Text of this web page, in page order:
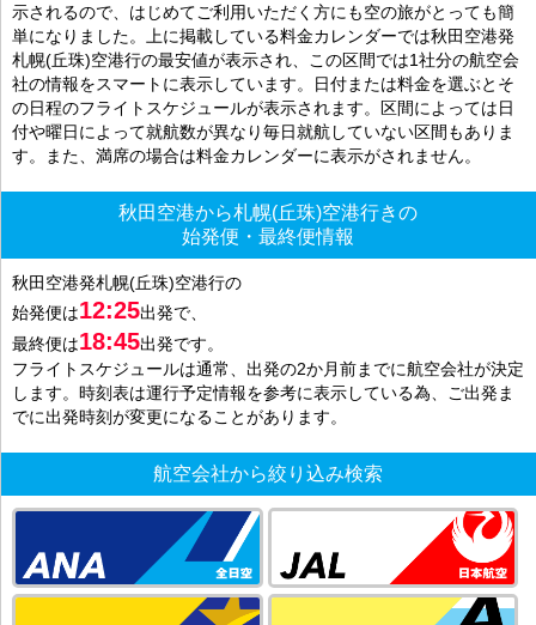
示されるので、はじめてご利用いただく方にも空の旅がとっても簡
単になりました。上に掲載している料金カレンダーでは秋田空港発
札幌(丘珠)空港行の最安値が表示され、この区間では1社分の航空会
社の情報をスマートに表示しています。日付または料金を選ぶとそ
の日程のフライトスケジュールが表示されます。区間によっては日
付や曜日によって就航数が異なり毎日就航していない区間もありま
す。また、満席の場合は料金カレンダーに表示がされません。
秋田空港から札幌(丘珠)空港行きの
始発便・最終便情報
秋田空港発札幌(丘珠)空港行の
始発便は12:25出発で、
最終便は18:45出発です。
フライトスケジュールは通常、出発の2か月前までに航空会社が決定
します。時刻表は運行予定情報を参考に表示している為、ご出発ま
でに出発時刻が変更になることがあります。
航空会社から絞り込み検索